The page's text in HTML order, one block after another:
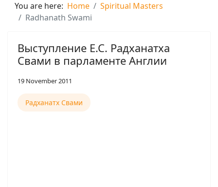
You are here: Home
Spiritual Masters
Radhanath Swami
Выступление Е.С. Радханатха
Свами в парламенте Англии
19 November 2011
Радханатх Свами